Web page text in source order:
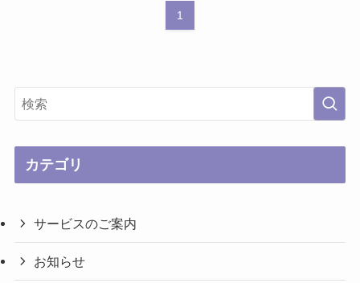
1
カテゴリ
サービスのご案内
お知らせ